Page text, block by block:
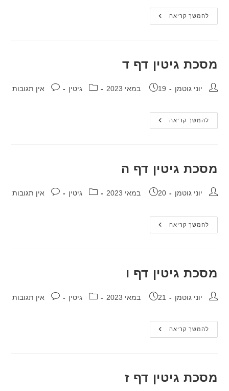
להמשך קריאהמסכת
גיטין
מסכת גיטין דף ד
מחבר:יוני גוטמן פורסם:
19 במאי 2023 קטגוריה:
גיטין תגובות:אין תגובות
להמשך קריאהמסכת
גיטין
מסכת גיטין דף ה
מחבר:יוני גוטמן פורסם:
20 במאי 2023 קטגוריה:
גיטין תגובות:אין תגובות
להמשך קריאהמסכת
גיטין
מסכת גיטין דף ו
מחבר:יוני גוטמן פורסם:
21 במאי 2023 קטגוריה:
גיטין תגובות:אין תגובות
להמשך קריאהמסכת
גיטין
מסכת גיטין דף ז